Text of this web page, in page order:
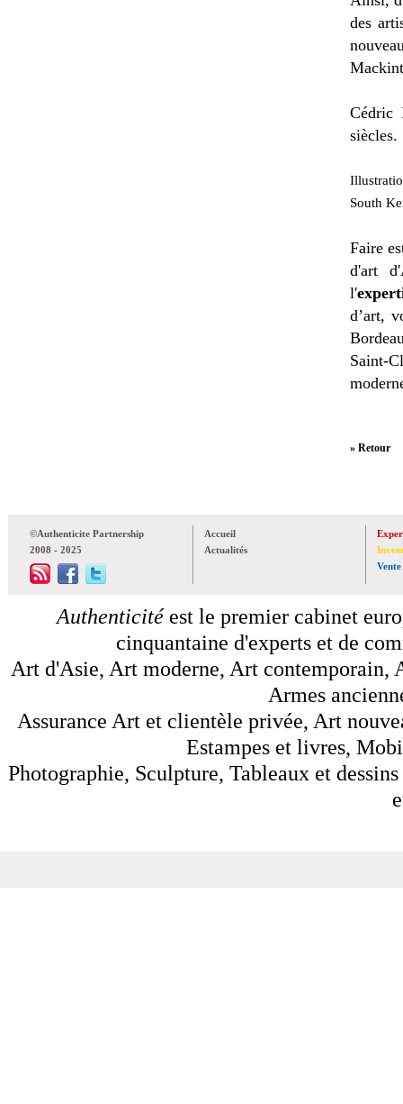
des
Cédric
siècles.
South
Faire
d'art
l'
d’art,
Saint-
» Retour
©Authenticite Partnership
2008 - 2025
Accueil
Actualités
Vente
Authenticitéest le premier cabinet
cinquantaine d'experts et de
Art d'Asie, Art moderne, Art contemporain,
Armes
Assurance Art et clientèle privée, Art
Estampes et livres,
Photographie, Sculpture, Tableaux et